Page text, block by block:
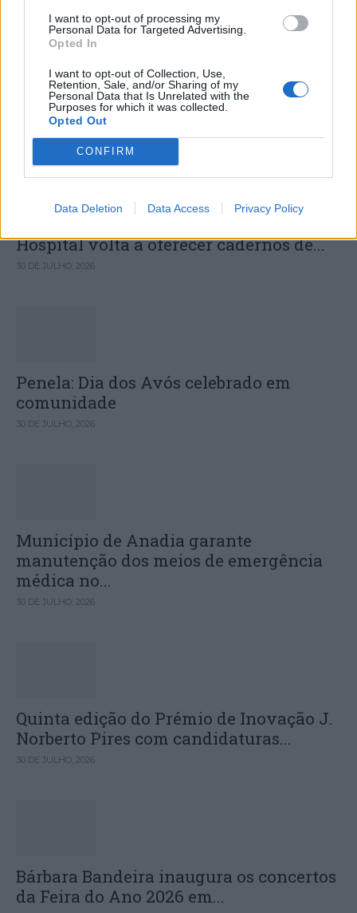
I want to opt-out of processing my
Personal Data for Targeted Advertising.
Opted In
I want to opt-out of Collection, Use,
Retention, Sale, and/or Sharing of my
Personal Data that Is Unrelated with the
Purposes for which it was collected.
Opted Out
CONFIRM
Data Deletion Data Access Privacy Policy
Município de Góis entrega Kits
Comunitários às famílias no âmbito do...
30 DE JULHO, 2026
Hospital volta a oferecer cadernos de...
30 DE JULHO, 2026
Penela: Dia dos Avós celebrado em
comunidade
30 DE JULHO, 2026
Município de Anadia garante
manutenção dos meios de emergência
médica no...
30 DE JULHO, 2026
Quinta edição do Prémio de Inovação J.
Norberto Pires com candidaturas...
30 DE JULHO, 2026
Bárbara Bandeira inaugura os concertos
da Feira do Ano 2026 em...